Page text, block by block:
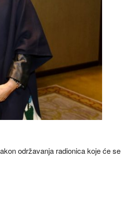
održavanja radionica koje će se